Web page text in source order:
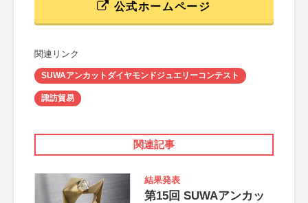
公式ホームページ
関連リンク
SUWAアンカットダイヤモンドジュエリーコンテスト
諏訪貿易
関連記事
結果発表
第15回 SUWAアンカッ